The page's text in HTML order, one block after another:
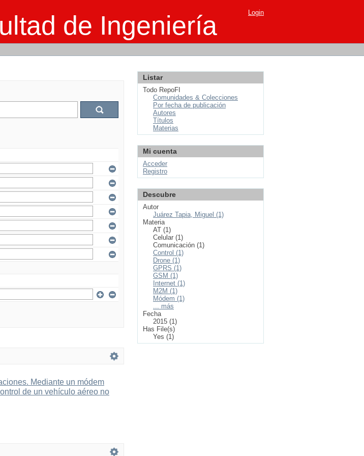
de Ingeniería Login
Mediante un módem
de un vehículo aéreo no
Listar
Todo RepoFI
Comunidades & Colecciones
Por fecha de publicación
Autores
Títulos
Materias
Mi cuenta
Acceder
Registro
Descubre
Autor
Juárez Tapia, Miguel (1)
Materia
AT (1)
Celular (1)
Comunicación (1)
Control (1)
Drone (1)
GPRS (1)
GSM (1)
Internet (1)
M2M (1)
Módem (1)
... más
Fecha
2015 (1)
Has File(s)
Yes (1)